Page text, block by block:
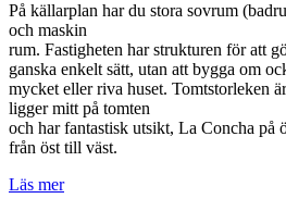
På källarplan har du stora sovrum
och maskin
rum. Fastigheten har strukturen för att
ganska enkelt sätt, utan att bygga om
mycket eller riva huset. Tomtstorleken
ligger mitt på tomten
och har fantastisk utsikt, La Concha på
från öst till väst.
Läs mer